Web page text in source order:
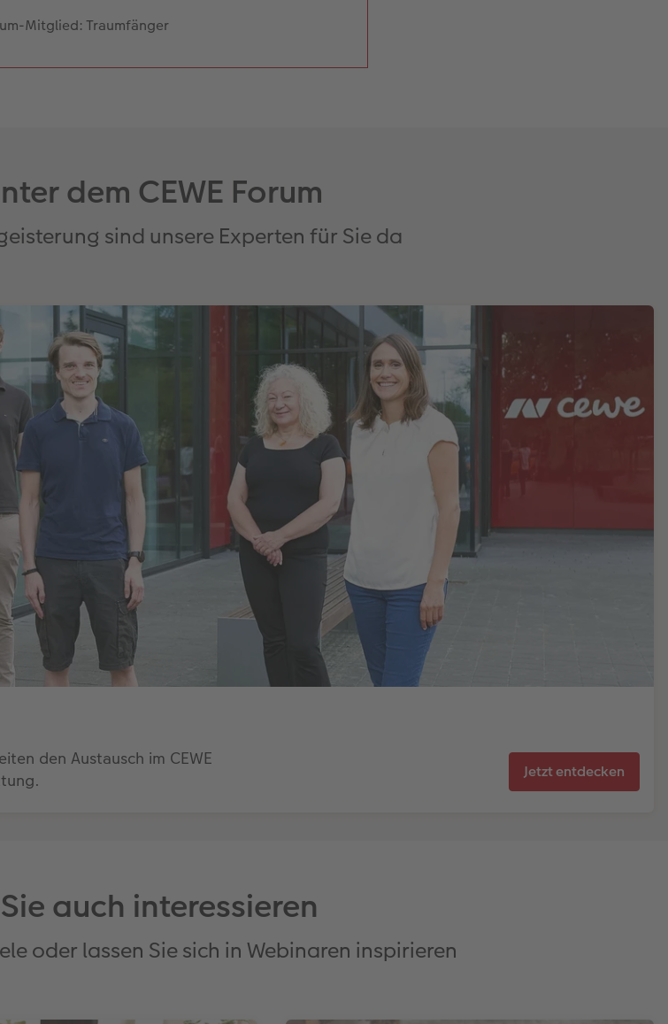
Mitglied: Traumfänger
dem CEWE Forum
sind unsere Experten für Sie da
den Austausch im CEWE
Jetzt entdecken
auch interessieren
oder lassen Sie sich in Webinaren inspirieren